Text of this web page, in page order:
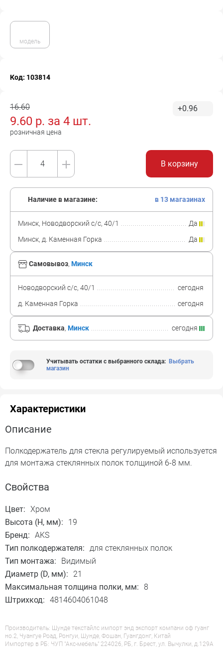
модель
Код: 103814
16.60
9.60 р. за 4 шт.
розничная цена
+0.96
В корзину
Самовывоз, Минск
Новодворский с/с, 40/1
сегодня
д. Каменная Горка
сегодня
Доставка, Минск сегодня
Наличие в магазине: в 13 магазинах
Минск, Новодворский с/с, 40/1
Да
Минск, д. Каменная Горка
Да
Учитывать остатки с выбранного склада: Выбрать
магазин
Характеристики
Описание
Полкодержатель для стекла регулируемый используется
для монтажа стеклянных полок толщиной 6-8 мм.
Свойства
Цвет: Хром
Высота (H, мм):
19
Бренд: AKS
Тип полкодержателя: для стеклянных полок
Тип монтажа:
Видимый
Диаметр (D, мм):
21
Максимальная толщина полки, мм: 8
Штрихкод: 4814604061048
Производитель: Шунде текстайлс импорт энд экспорт компани оф гуанг
но.2, Чуангуе Роад, Ронгуи, Шунде, Фошан, Гуангдонг, Китай
Импортер в РБ: ЧУП "Акс-мебель" 224026, РБ, г. Брест, ул. Вычулки, д.129А